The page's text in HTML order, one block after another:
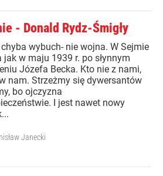
- Donald Rydz-Śmigły
wybuch- nie wojna. W Sejmie
jak w maju 1939 r. po słynnym
Józefa Becka. Kto nie z nami,
nam. Strzeżmy się dywersantów
bo ojczyzna
I jest nawet nowy
Janecki